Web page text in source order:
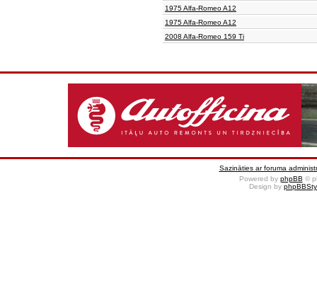
1975 Alfa-Romeo A12
1975 Alfa-Romeo A12
2008 Alfa-Romeo 159 Ti
Sazināties ar foruma
Powered by phpBB ©
Design by